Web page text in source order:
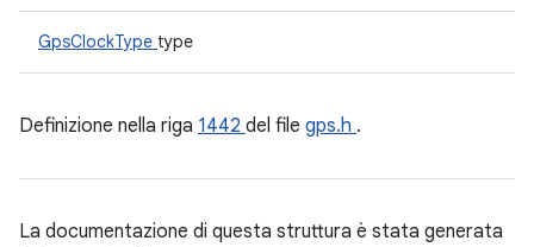
GpsClockType type
Definizione nella riga 1442 del file gps.h .
La documentazione di questa struttura è stata generata